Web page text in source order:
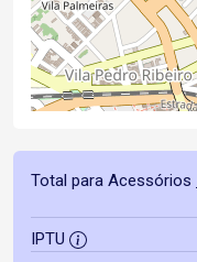
Total para Acessórios
IPTU